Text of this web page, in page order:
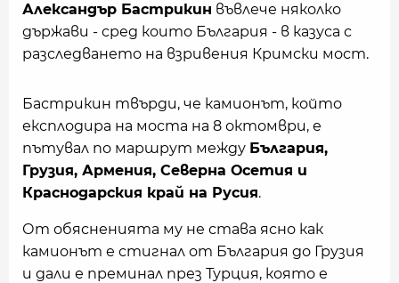
Александър Бастрикин въвлече няколко
държави - сред които България - в казуса с
разследването на взривения Кримски мост.
Бастрикин твърди, че камионът, който
експлодира на моста на 8 октомври, е
пътувал по маршрут между България,
Грузия, Армения, Северна Осетия и
Краснодарския край на Русия.
От обясненията му не става ясно как
камионът е стигнал от България до Грузия
и дали е преминал през Турция, която е